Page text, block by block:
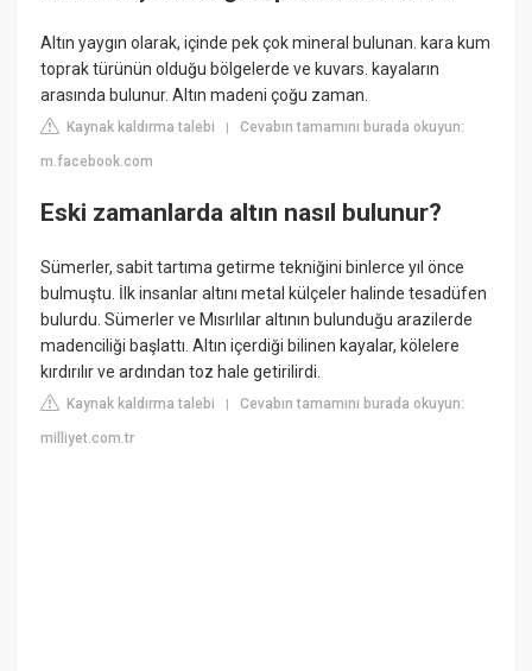
Altın yaygın olarak, içinde pek çok mineral bulunan. kara kum
toprak türünün olduğu bölgelerde ve kuvars. kayaların
arasında bulunur. Altın madeni çoğu zaman.
Kaynak kaldırma talebi |Cevabın tamamını burada okuyun:
m.facebook.com
Eski zamanlarda altın nasıl bulunur?
Sümerler, sabit tartıma getirme tekniğini binlerce yıl önce
bulmuştu. İlk insanlar altını metal külçeler halinde tesadüfen
bulurdu. Sümerler ve Mısırlılar altının bulunduğu arazilerde
madenciliği başlattı. Altın içerdiği bilinen kayalar, kölelere
kırdırılır ve ardından toz hale getirilirdi.
Kaynak kaldırma talebi |Cevabın tamamını burada okuyun:
milliyet.com.tr